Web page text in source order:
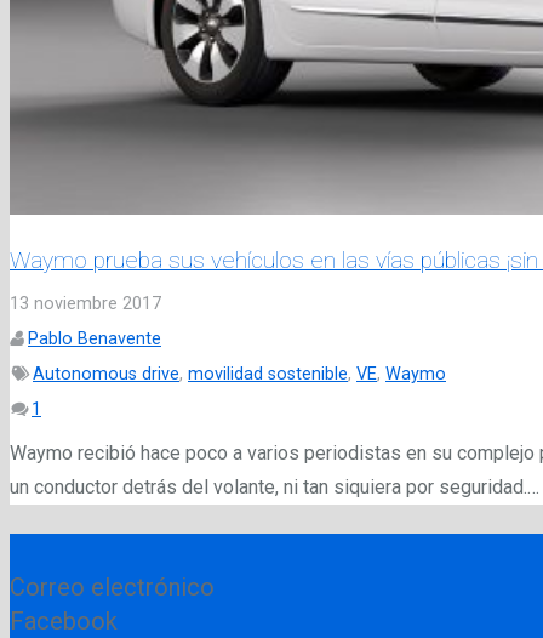
Waymo prueba sus vehículos en las vías públicas
13 noviembre 2017
Pablo Benavente
Autonomous drive, movilidad sostenible, VE, Waymo
1
Waymo recibió hace poco a varios periodistas en su
un conductor detrás del volante, ni tan siquiera por seguridad.…
Correo electrónico
Facebook